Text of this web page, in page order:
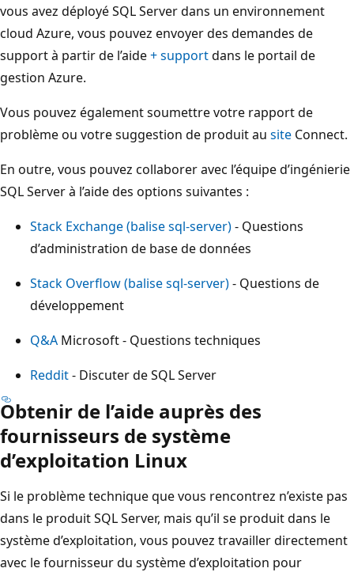
vous avez déployé SQL Server dans un environnement
cloud Azure, vous pouvez envoyer des demandes de
support à partir de l’aide+ supportdans le portail de
gestion Azure.
Vous pouvez également soumettre votre rapport de
problème ou votre suggestion de produit au site Connect.
En outre, vous pouvez collaborer avec l’équipe d’ingénierie
SQL Server à l’aide des options suivantes :
Stack Exchange (balise sql-server)- Questions
d’administration de base de données
Stack Overflow (balise sql-server)- Questions de
développement
Q&A Microsoft - Questions techniques
Reddit- Discuter de SQL Server
Obtenir de l’aide auprès des
fournisseurs de système
d’exploitation Linux
Si le problème technique que vous rencontrez n’existe pas
dans le produit SQL Server, mais qu’il se produit dans le
système d’exploitation, vous pouvez travailler directement
avec le fournisseur du système d’exploitation pour